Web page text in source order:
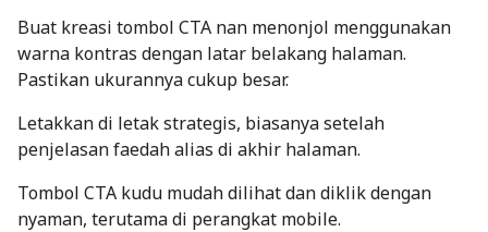
Buat kreasi tombol CTA nan menonjol menggunakan
warna kontras dengan latar belakang halaman.
Pastikan ukurannya cukup besar.
Letakkan di letak strategis, biasanya setelah
penjelasan faedah alias di akhir halaman.
Tombol CTA kudu mudah dilihat dan diklik dengan
nyaman, terutama di perangkat mobile.